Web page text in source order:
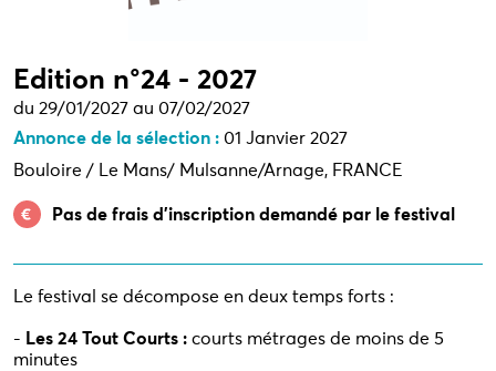
Edition n°24 - 2027
du 29/01/2027 au 07/02/2027
Annonce de la sélection : 01 Janvier 2027
Bouloire / Le Mans/ Mulsanne/Arnage, FRANCE
Pas de frais d’inscription demandé par le festival
Le festival se décompose en deux temps forts :
- Les 24 Tout Courts : courts métrages de moins de 5
minutes